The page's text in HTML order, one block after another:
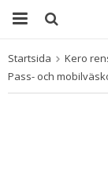
Startsida Kero
Pass- och